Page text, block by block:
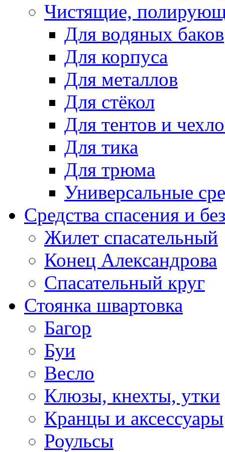
Чистящие,
Для водяных баков
Для корпуса
Для металлов
Для стёкол
Для тентов и
Для тика
Для трюма
Универсальные
Средства спасения и
Жилет спасательный
Конец Александрова
Спасательный круг
Стоянка швартовка
Багор
Буи
Весло
Клюзы, кнехты, утки
Кранцы и аксессуары
Роульсы